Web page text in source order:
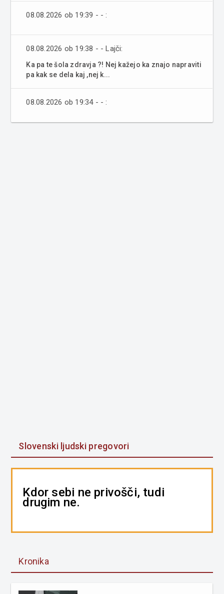
08.08.2026 ob 19:39 - - :
08.08.2026 ob 19:38 - - Lajči:
Ka pa te šola zdravja ?! Nej kažejo ka znajo napraviti
pa kak se dela kaj ,nej k...
08.08.2026 ob 19:34 - - :
Slovenski ljudski pregovori
Kdor sebi ne privošči, tudi
drugim ne.
Kronika